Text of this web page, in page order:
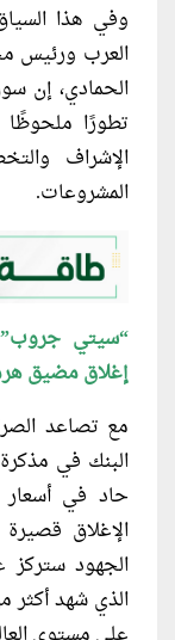
وفي هذا
العرب ورئيس
الحمادي، إن
تطورًا
الإشراف
المشروعات.
إغلاق مضيق
مع تصاعد
البنك في
حاد في أسعار
الإغلاق
الجهود ستركز
الذي شهد أكثر